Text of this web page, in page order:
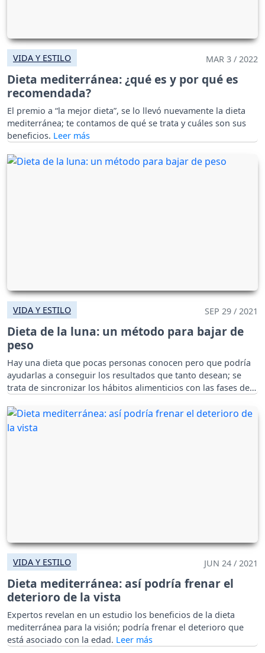
VIDA Y ESTILO MAR 3 / 2022
Dieta mediterránea: ¿qué es y por qué es
recomendada?
El premio a “la mejor dieta”, se lo llevó nuevamente la dieta
mediterránea; te contamos de qué se trata y cuáles son sus
beneficios.
VIDA Y ESTILO SEP 29 / 2021
Dieta de la luna: un método para bajar de
peso
Hay una dieta que pocas personas conocen pero que podría
ayudarlas a conseguir los resultados que tanto desean; se
trata de sincronizar los hábitos alimenticios con las fases de
VIDA Y ESTILO JUN 24 / 2021
Dieta mediterránea: así podría frenar el
deterioro de la vista
Expertos revelan en un estudio los beneficios de la dieta
mediterránea para la visión; podría frenar el deterioro que
está asociado con la edad.